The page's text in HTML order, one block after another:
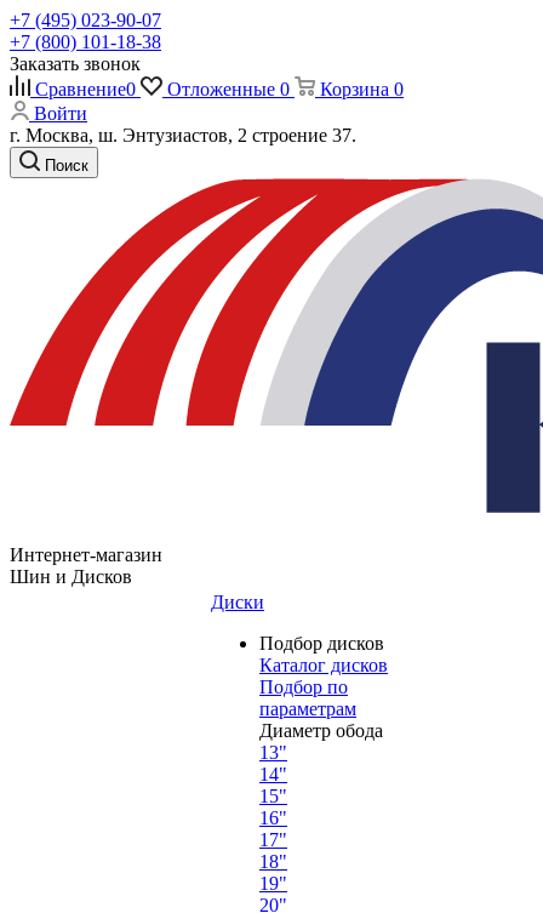
+7 (495) 023-90-07
+7 (800) 101-18-38
Заказать звонок
Сравнение0 Отложенные 0 Корзина 0
Войти
г. Москва, ш. Энтузиастов, 2 строение 37.
Поиск
Интернет-магазин
Шин и Дисков
Диски
Подбор дисков
Каталог дисков
Подбор по
параметрам
Диаметр обода
13"
14"
15"
16"
17"
18"
19"
20"